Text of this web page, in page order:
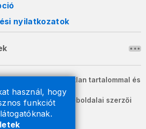
használ, hogy
funkciót
nyilatkozatok
információk változatlan tartalommal és
terjeszthetők.
és Vámhivatal weboldalai szerzői